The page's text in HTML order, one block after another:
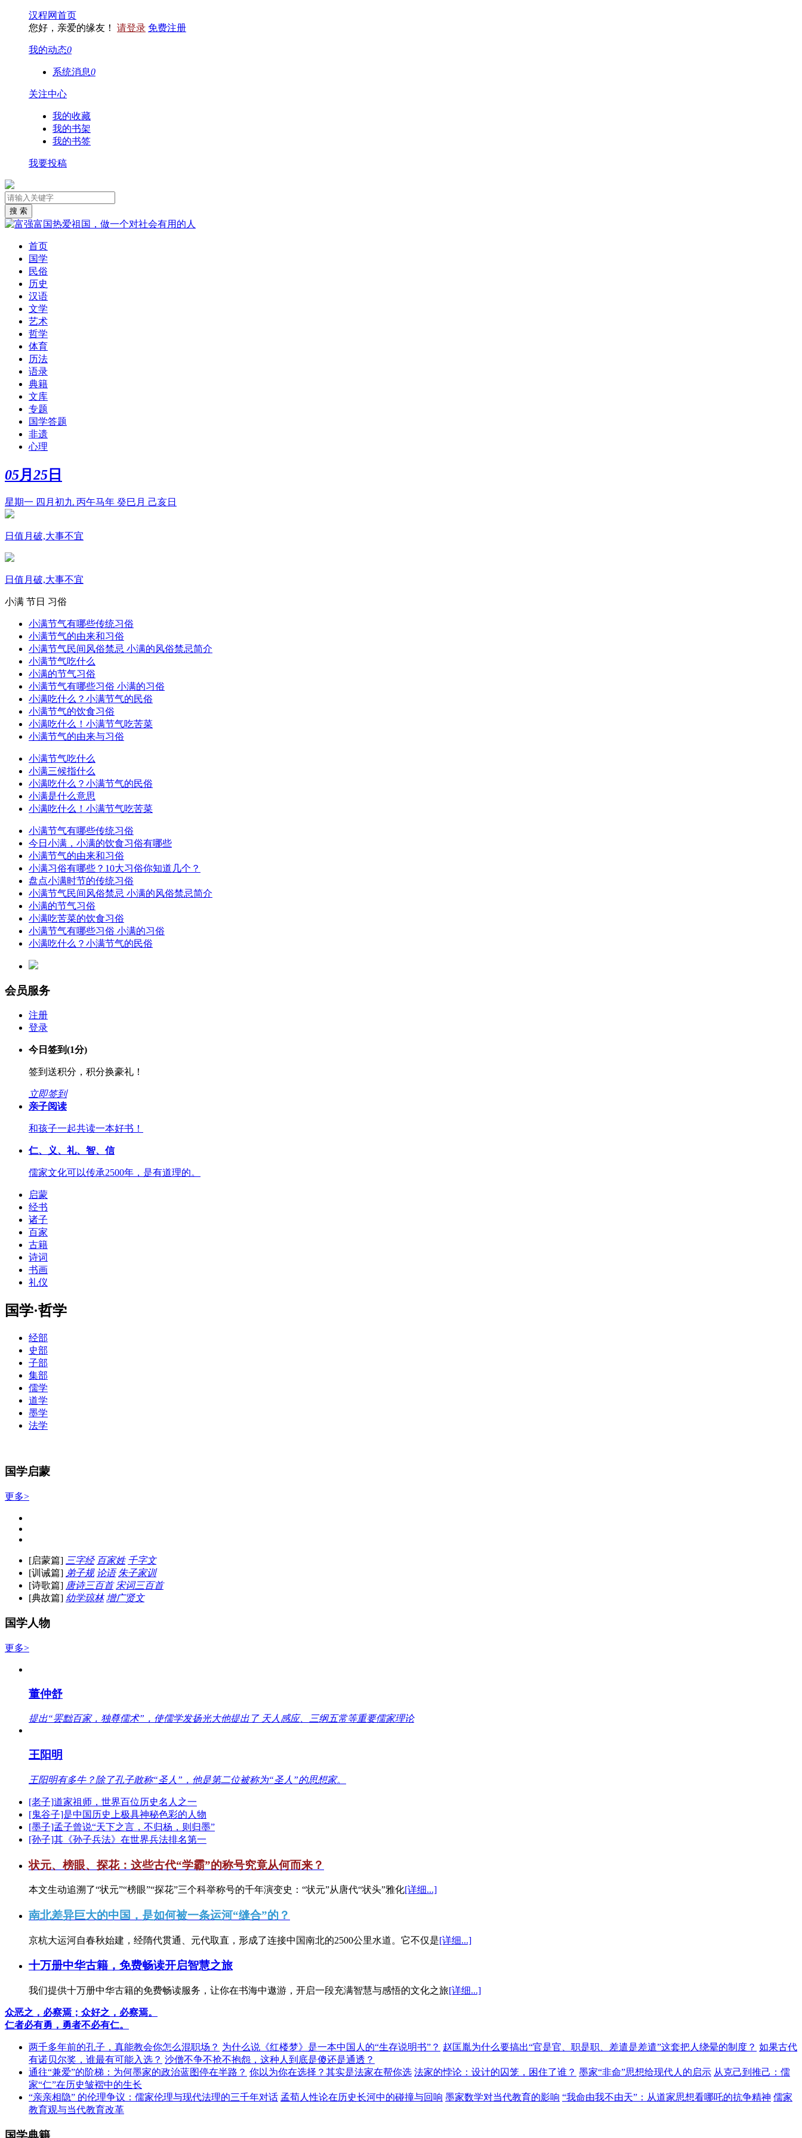
汉程网首页
您好，亲爱的缘友！ 请登录 免费注册
我的动态0
系统消息0
关注中心
我的收藏
我的书架
我的书签
我要投稿
首页
国学
民俗
历史
汉语
文学
艺术
哲学
体育
历法
语录
典籍
文库
专题
国学答题
非遗
心理
05月 25 日
星期一 四月初九 丙午马年 癸巳月 己亥日
日值月破,大事不宜
日值月破,大事不宜
小满 节日 习俗
小满节气有哪些传统习俗
小满节气的由来和习俗
小满节气民间风俗禁忌 小满的风俗禁忌简介
小满节气吃什么
小满的节气习俗
小满节气有哪些习俗 小满的习俗
小满吃什么？小满节气的民俗
小满节气的饮食习俗
小满吃什么！小满节气吃苦菜
小满节气的由来与习俗
小满节气吃什么
小满三候指什么
小满吃什么？小满节气的民俗
小满是什么意思
小满吃什么！小满节气吃苦菜
小满节气有哪些传统习俗
今日小满，小满的饮食习俗有哪些
小满节气的由来和习俗
小满习俗有哪些？10大习俗你知道几个？
盘点小满时节的传统习俗
小满节气民间风俗禁忌 小满的风俗禁忌简介
小满的节气习俗
小满吃苦菜的饮食习俗
小满节气有哪些习俗 小满的习俗
小满吃什么？小满节气的民俗
会员服务
注册
登录
今日签到(1分)
签到送积分，积分换豪礼！
立即签到
亲子阅读
和孩子一起共读一本好书！
仁、义、礼、智、信
儒家文化可以传承2500年，是有道理的。
启蒙
经书
诸子
百家
古籍
诗词
书画
礼仪
国学·哲学
经部
史部
子部
集部
儒学
道学
墨学
法学
国学启蒙
更多>
[启蒙篇] 三字经 百家姓 千字文
[训诫篇] 弟子规 论语 朱子家训
[诗歌篇] 唐诗三百首 宋词三百首
[典故篇] 幼学琼林 增广贤文
国学人物
更多>
董仲舒
提出“罢黜百家，独尊儒术”，使儒学发扬光大他提出了 天人感应、三纲五常等重要儒家理论
王阳明
王阳明有多牛？除了孔子敢称“圣人”，他是第二位被称为“圣人”的思想家。
[老子]道家祖师，世界百位历史名人之一
[鬼谷子]是中国历史上极具神秘色彩的人物
[墨子]孟子曾说“天下之言，不归杨，则归墨”
[孙子]其《孙子兵法》在世界兵法排名第一
状元、榜眼、探花：这些古代“学霸”的称号究竟从何而来？
本文生动追溯了“状元”“榜眼”“探花”三个科举称号的千年演变史：“状元”从唐代“状头”雅化[详细...]
南北差异巨大的中国，是如何被一条运河“缝合”的？
京杭大运河自春秋始建，经隋代贯通、元代取直，形成了连接中国南北的2500公里水道。它不仅是[详细...]
十万册中华古籍，免费畅读开启智慧之旅
我们提供十万册中华古籍的免费畅读服务，让你在书海中遨游，开启一段充满智慧与感悟的文化之旅[详细...]
众恶之，必察焉；众好之，必察焉。
仁者必有勇，勇者不必有仁。
两千多年前的孔子，真能教会你怎么混职场？ 为什么说《红楼梦》是一本中国人的“生存说明书”？ 赵匡胤为什么要搞出“官是官、职是职、差遣是差遣”这套把人绕晕的制度？ 如果古代
有诺贝尔奖，谁最有可能入选？ 沙僧不争不抢不抱怨，这种人到底是傻还是通透？
通往“兼爱”的阶梯：为何墨家的政治蓝图停在半路？ 你以为你在选择？其实是法家在帮你选 法家的悖论：设计的囚笼，困住了谁？ 墨家“非命”思想给现代人的启示 从克己到推己：儒
家“仁”在历史皱褶中的生长
“亲亲相隐” 的伦理争议：儒家伦理与现代法理的三千年对话 孟荀人性论在历史长河中的碰撞与回响 墨家数学对当代教育的影响 “我命由我不由天”：从道家思想看哪吒的抗争精神 儒家
教育观与当代教育改革
国学典籍